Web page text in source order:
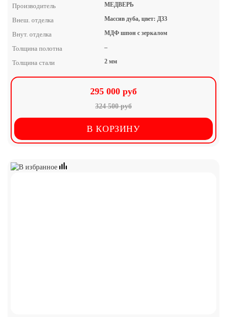
Производитель МЕДВЕРЬ
Внеш. отделка Массив дуба, цвет: Д33
Внут. отделка МДФ шпон с зеркалом
Толщина полотна –
Толщина стали 2 мм
295 000 руб
324 500 руб
В КОРЗИНУ